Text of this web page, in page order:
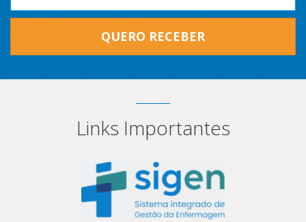
QUERO RECEBER
Links Importantes